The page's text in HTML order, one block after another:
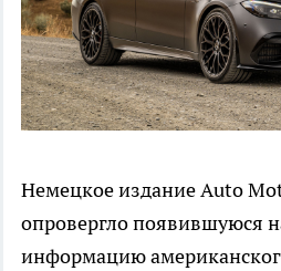
Немецкое издание Auto
опровергло появившуюся
информацию